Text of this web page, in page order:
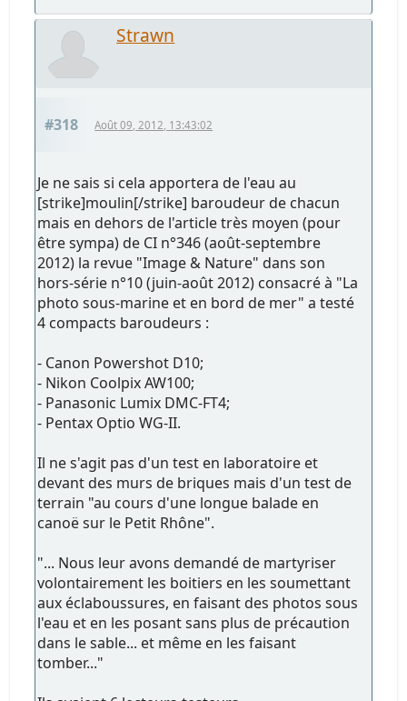
Strawn
#318 Août 09, 2012, 13:43:02
Je ne sais si cela apportera de l'eau au
[strike]moulin[/strike] baroudeur de chacun
mais en dehors de l'article très moyen (pour
être sympa) de CI n°346 (août-septembre
2012) la revue "Image & Nature" dans son
hors-série n°10 (juin-août 2012) consacré à "La
photo sous-marine et en bord de mer" a testé
4 compacts baroudeurs :
- Canon Powershot D10;
- Nikon Coolpix AW100;
- Panasonic Lumix DMC-FT4;
- Pentax Optio WG-II.
Il ne s'agit pas d'un test en laboratoire et
devant des murs de briques mais d'un test de
terrain "au cours d'une longue balade en
canoë sur le Petit Rhône".
"... Nous leur avons demandé de martyriser
volontairement les boitiers en les soumettant
aux éclaboussures, en faisant des photos sous
l'eau et en les posant sans plus de précaution
dans le sable... et même en les faisant
tomber..."